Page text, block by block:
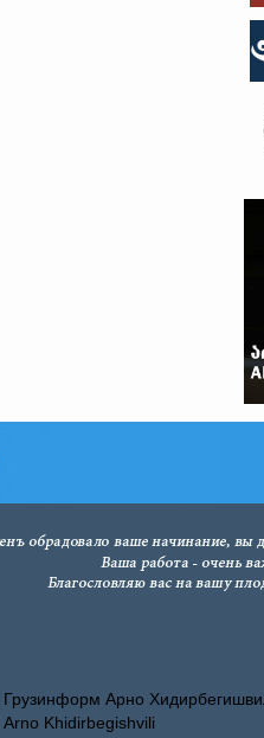
Грузинформ Арно
Khidirbegishvili